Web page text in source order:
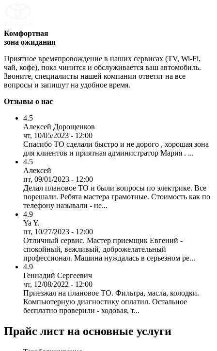
Комфортная
зона ожидания
Приятное времяпровождение в наших сервисах (TV, Wi-Fi,
чай, кофе), пока чинится и обслуживается ваш автомобиль.
Звоните, специалисты нашей компании ответят на все
вопросы и запишут на удобное время.
Отзывы о нас
4.5
Алексей Дорощенков
чт, 10/05/2023 - 12:00
Спасибо ТО сделали быстро и не дорого , хорошая зона
для клиентов и приятная администратор Мария . ...
4.5
Алексей
пт, 09/01/2023 - 12:00
Делал плановое ТО и были вопросы по электрике. Все
порешали. Ребята мастера грамотные. Стоимость как по
телефону называли - не...
4.9
Ya Y.
пт, 10/27/2023 - 12:00
Отличный сервис. Мастер приемщик Евгений -
спокойный, вежливый, доброжелательный
профессионал. Машина нуждалась в серьезном ре...
4.9
Геннадий Сергеевич
чт, 12/08/2022 - 12:00
Приезжал на плановое ТО. Фильтра, масла, колодки.
Компьютерную диагностику оплатил. Остальное
бесплатно проверили - ходовая, т...
Прайс лист на основные услуги